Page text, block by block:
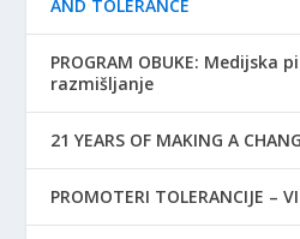
AND TOLERANCE
PROGRAM OBUKE: Medijska
razmišljanje
21 YEARS OF MAKING A
PROMOTERI TOLERANCIJE –